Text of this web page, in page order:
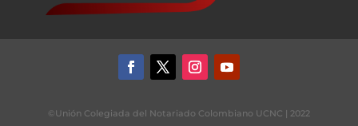
©Unión Colegiada del Notariado Colombiano UCNC | 2022